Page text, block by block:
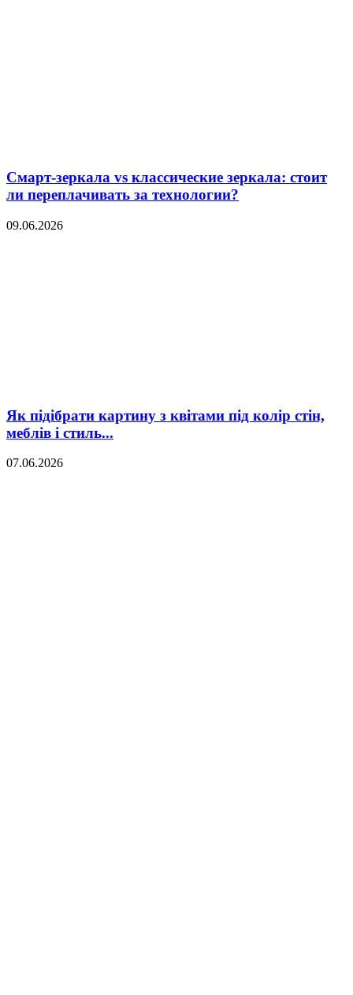
Смарт-зеркала vs классические зеркала: стоит
ли переплачивать за технологии?
09.06.2026
Як підібрати картину з квітами під колір стін,
меблів і стиль...
07.06.2026